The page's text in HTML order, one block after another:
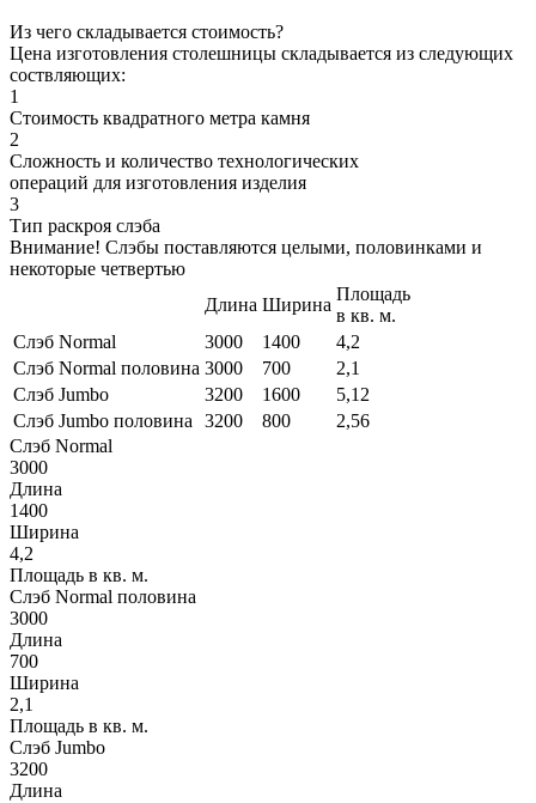
Из чего складывается стоимость?
Цена изготовления столешницы складывается из следующих
соствляющих:
1
Стоимость квадратного метра камня
2
Сложность и количество технологических
операций для изготовления изделия
3
Тип раскроя слэба
Внимание! Слэбы поставляются целыми, половинками и
некоторые четвертью
Длина Ширина
Площадь
в кв. м.
Слэб Normal
3000 1400
4,2
Слэб Normal половина 3000 700
2,1
Слэб Jumbo
3200 1600
5,12
Слэб Jumbo половина
3200 800
2,56
Слэб Normal
3000
Длина
1400
Ширина
4,2
Площадь в кв. м.
Слэб Normal половина
3000
Длина
700
Ширина
2,1
Площадь в кв. м.
Слэб Jumbo
3200
Длина